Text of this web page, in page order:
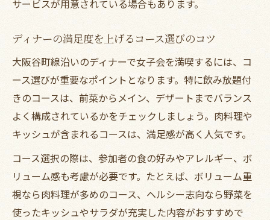
サービスが用意されている場合もあります。
ディナーの満足度を上げるコース選びのコツ
大阪谷町線沿いのディナーで女子会を満喫するには、コ
ース選びが重要なポイントとなります。特に飲み放題付
きのコースは、前菜からメイン、デザートまでバランス
よく構成されているかをチェックしましょう。肉料理や
キッシュが含まれるコースは、満足感が高く人気です。
コース選択の際は、参加者の食の好みやアレルギー、ボ
リューム感も考慮が必要です。たとえば、ボリューム重
視なら肉料理が多めのコース、ヘルシー志向なら野菜を
使ったキッシュやサラダが充実した内容がおすすめで